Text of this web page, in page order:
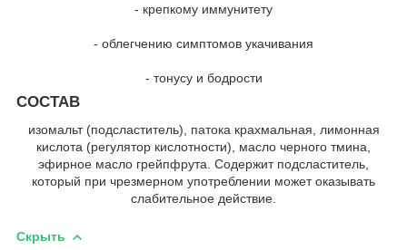
- крепкому иммунитету
- облегчению симптомов укачивания
- тонусу и бодрости
СОСТАВ
изомальт (подсластитель), патока крахмальная, лимонная
кислота (регулятор кислотности), масло черного тмина,
эфирное масло грейпфрута. Содержит подсластитель,
который при чрезмерном употреблении может оказывать
слабительное действие.
Скрыть